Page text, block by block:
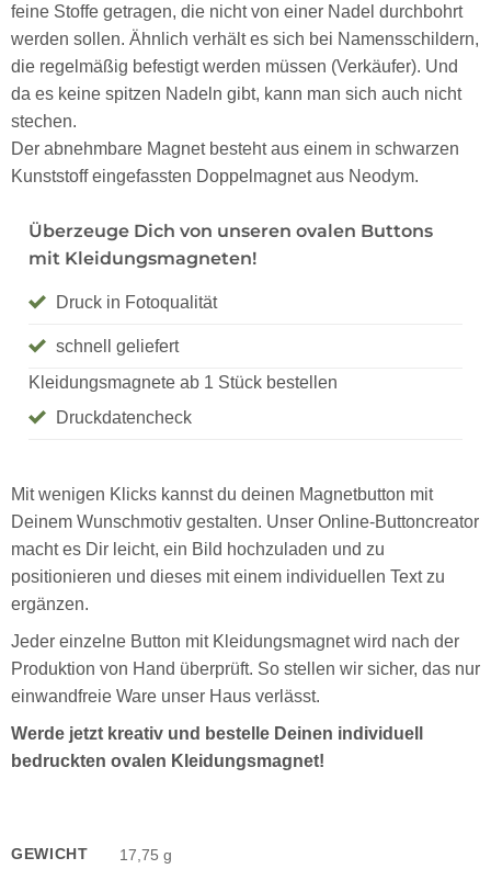
feine Stoffe getragen, die nicht von einer Nadel durchbohrt
werden sollen. Ähnlich verhält es sich bei Namensschildern,
die regelmäßig befestigt werden müssen (Verkäufer). Und
da es keine spitzen Nadeln gibt, kann man sich auch nicht
stechen.
Der abnehmbare Magnet besteht aus einem in schwarzen
Kunststoff eingefassten Doppelmagnet aus Neodym.
Überzeuge Dich von unseren ovalen Buttons
mit Kleidungsmagneten!
Druck in Fotoqualität
schnell geliefert
Kleidungsmagnete ab 1 Stück bestellen
Druckdatencheck
Mit wenigen Klicks kannst du deinen Magnetbutton mit
Deinem Wunschmotiv gestalten. Unser Online-Buttoncreator
macht es Dir leicht, ein Bild hochzuladen und zu
positionieren und dieses mit einem individuellen Text zu
ergänzen.
Jeder einzelne Button mit Kleidungsmagnet wird nach der
Produktion von Hand überprüft. So stellen wir sicher, das nur
einwandfreie Ware unser Haus verlässt.
Werde jetzt kreativ und bestelle Deinen individuell
bedruckten ovalen Kleidungsmagnet!
GEWICHT 17,75 g